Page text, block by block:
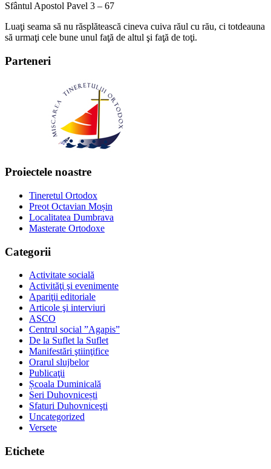
Sfântul Apostol Pavel 3 – 67
Luaţi seama să nu răsplătească cineva cuiva răul cu rău, ci totdeauna
să urmaţi cele bune unul faţă de altul şi faţă de toţi.
Parteneri
Proiectele noastre
Tineretul Ortodox
Preot Octavian Moșin
Localitatea Dumbrava
Masterate Ortodoxe
Categorii
Activitate socială
Activităţi şi evenimente
Apariţii editoriale
Articole şi interviuri
ASCO
Centrul social ”Agapis”
De la Suflet la Suflet
Manifestări ştiinţifice
Orarul slujbelor
Publicaţii
Școala Duminicală
Seri Duhovnicești
Sfaturi Duhovniceşti
Uncategorized
Versete
Etichete